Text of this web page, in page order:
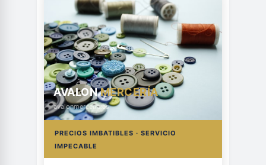
AVALONMERCERÍA
avalonmerceria.es
PRECIOS IMBATIBLES · SERVICIO
IMPECABLE